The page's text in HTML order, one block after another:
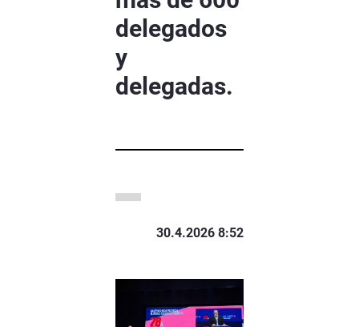
delegados
y
delegadas.
30.4.2026 8:52